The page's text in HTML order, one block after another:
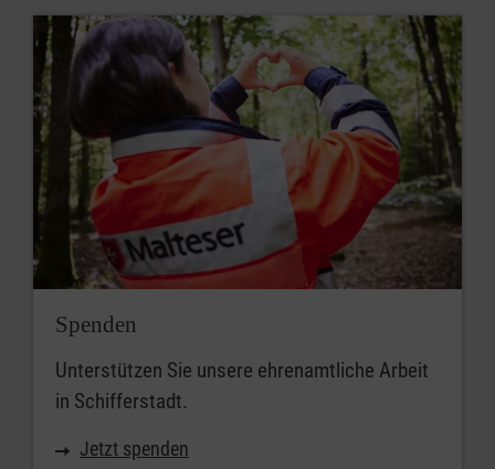
Spenden
Unterstützen Sie unsere ehrenamtliche Arbeit
in Schifferstadt.
Jetzt spenden